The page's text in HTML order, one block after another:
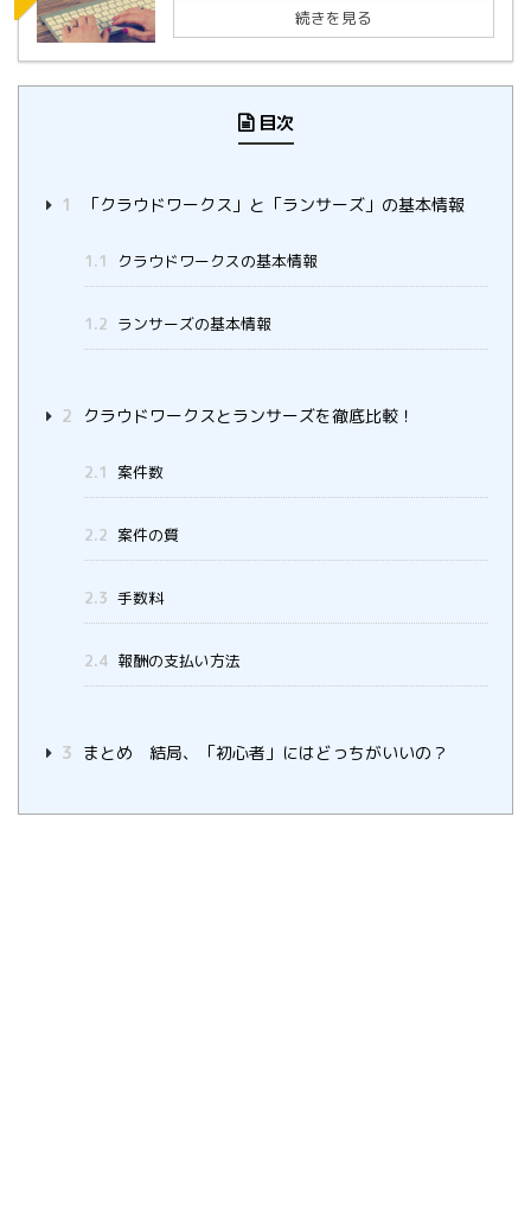
続きを見る
目次
1 「クラウドワークス」と「ランサーズ」の基本情報
1.1 クラウドワークスの基本情報
1.2 ランサーズの基本情報
2 クラウドワークスとランサーズを徹底比較！
2.1 案件数
2.2 案件の質
2.3 手数料
2.4 報酬の支払い方法
3 まとめ 結局、「初心者」にはどっちがいいの？